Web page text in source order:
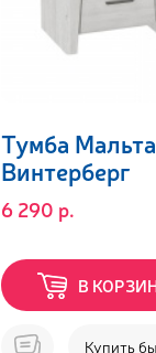
Тумба
Винтерберг
6 290 р.
В
Купить